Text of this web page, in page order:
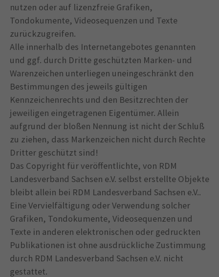
nutzen oder auf lizenzfreie Grafiken,
Tondokumente, Videosequenzen und Texte
zurückzugreifen.
Alle innerhalb des Internetangebotes genannten
und ggf. durch Dritte geschützten Marken- und
Warenzeichen unterliegen uneingeschränkt den
Bestimmungen des jeweils gültigen
Kennzeichenrechts und den Besitzrechten der
jeweiligen eingetragenen Eigentümer. Allein
aufgrund der bloßen Nennung ist nicht der Schluß
zu ziehen, dass Markenzeichen nicht durch Rechte
Dritter geschützt sind!
Das Copyright für veröffentlichte, von RDM
Landesverband Sachsen e.V. selbst erstellte Objekte
bleibt allein bei RDM Landesverband Sachsen e.V..
Eine Vervielfältigung oder Verwendung solcher
Grafiken, Tondokumente, Videosequenzen und
Texte in anderen elektronischen oder gedruckten
Publikationen ist ohne ausdrückliche Zustimmung
durch RDM Landesverband Sachsen e.V. nicht
gestattet.